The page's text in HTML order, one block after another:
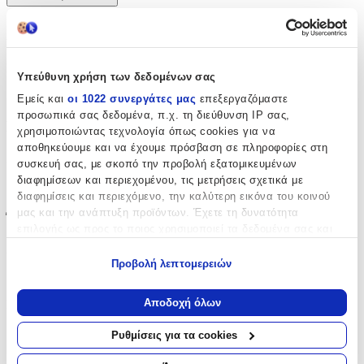
Υπεύθυνη χρήση των δεδομένων σας
Εμείς και οι 1022 συνεργάτες μας επεξεργαζόμαστε
προσωπικά σας δεδομένα, π.χ. τη διεύθυνση IP σας,
χρησιμοποιώντας τεχνολογία όπως cookies για να
αποθηκεύουμε και να έχουμε πρόσβαση σε πληροφορίες στη
συσκευή σας, με σκοπό την προβολή εξατομικευμένων
διαφημίσεων και περιεχομένου, τις μετρήσεις σχετικά με
διαφημίσεις και περιεχόμενο, την καλύτερη εικόνα του κοινού
μας και την ανάπτυξη προϊόντων. Έχετε τη δυνατότητα
Να συλλέξουμε πληροφορίες σχετικά με τη γεωγραφική
σας τοποθεσία, οι οποίες μπορεί να είναι ακριβείς σε
απόσταση μερικών μέτρων
Να αναγνωρίσουμε τη συσκευή σας σαρώνοντας ενεργά
για συγκεκριμένα χαρακτηριστικά (δακτυλικό αποτύπωμα)
Προβολή λεπτομερειών
Αποδοχή όλων
Ρυθμίσεις για τα cookies
Χαρακτηριστικά
IDP Creations
Βασικά Χαρακτηριστικά
Τοίχου
Έξτρα Χαρακτηριστικά